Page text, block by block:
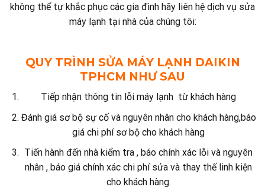
không thể tự khắc phục các gia đình hãy liên hệ dịch vụ sửa
máy lạnh tại nhà của chúng tôi:
QUY TRÌNH SỬA MÁY LẠNH DAIKIN
TPHCM NHƯ SAU
Tiếp nhận thông tin lỗi máy lạnh từ khách hàng
Đánh giá sơ bộ sự cố và nguyên nhân cho khách hàng,báo
giá chi phí sơ bộ cho khách hàng
Tiến hành đến nhà kiểm tra , báo chính xác lỗi và nguyên
nhân , báo giá chính xác chi phí sửa và thay thế linh kiện
cho khách hàng.